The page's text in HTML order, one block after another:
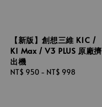
【新版】創想三維 K1C /
K1 Max / V3 PLUS 原廠擠
出機
Regular
NT$ 950 - NT$ 998